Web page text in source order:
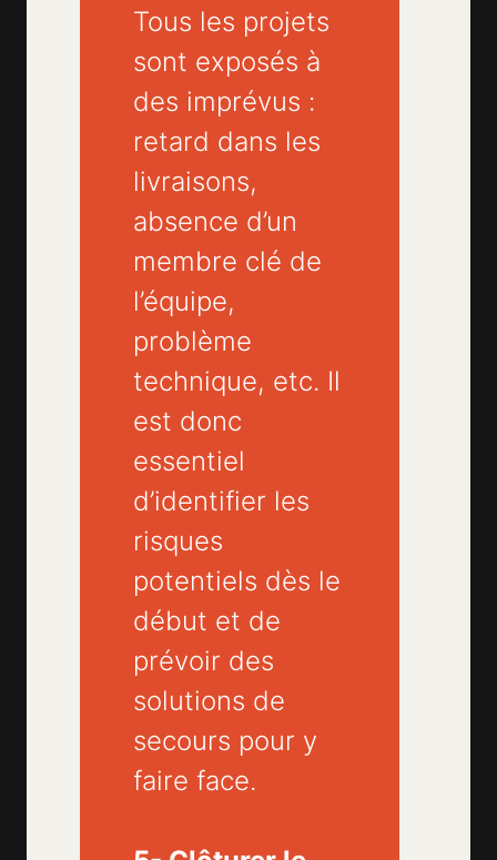
Tous les projets
sont exposés à
des imprévus :
retard dans les
livraisons,
absence d’un
membre clé de
l’équipe,
problème
technique, etc. Il
est donc
essentiel
d’identifier les
risques
potentiels dès le
début et de
prévoir des
solutions de
secours pour y
faire face.